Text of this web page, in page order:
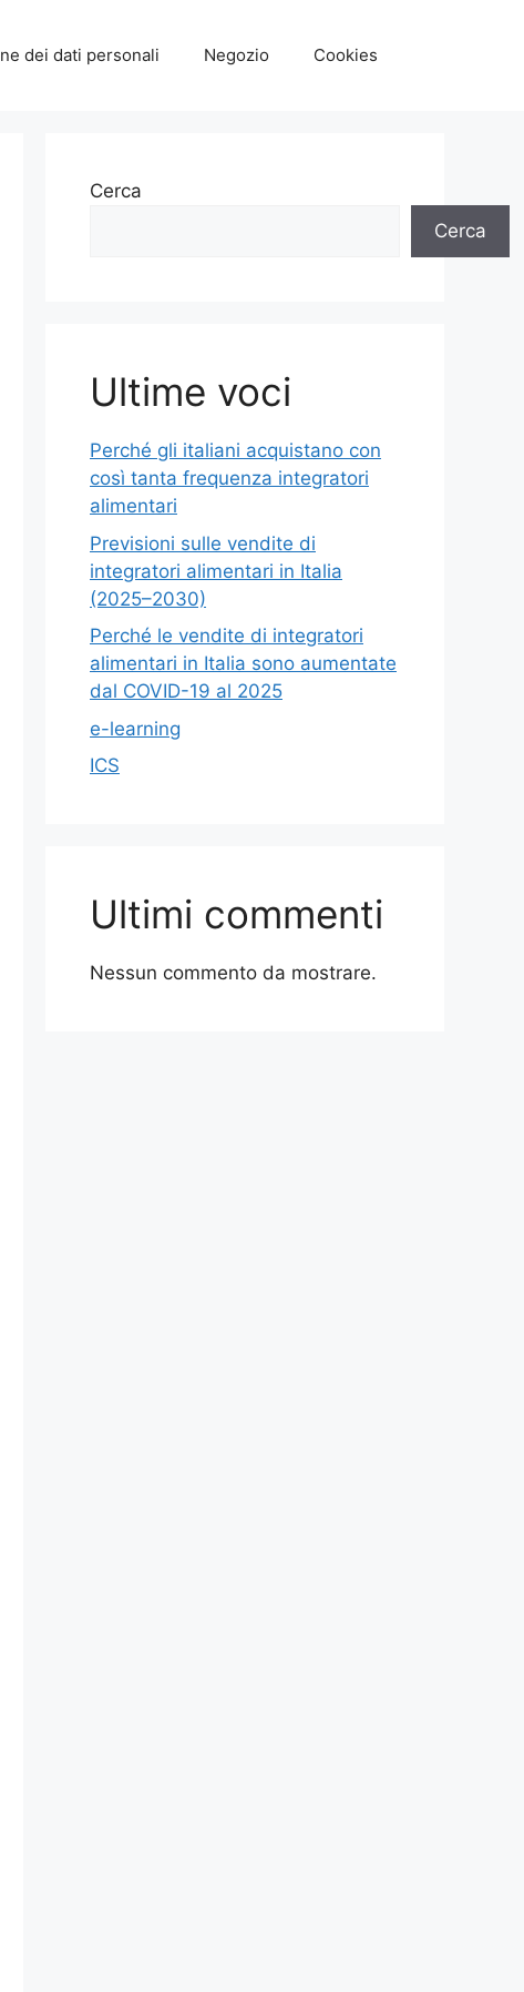
dei dati personali Negozio Cookies
Cerca
Cerca
Ultime voci
Perché gli italiani acquistano con
così tanta frequenza integratori
alimentari
Previsioni sulle vendite di
integratori alimentari in Italia
(2025–2030)
Perché le vendite di integratori
alimentari in Italia sono aumentate
dal COVID-19 al 2025
e-learning
ICS
Ultimi commenti
Nessun commento da mostrare.